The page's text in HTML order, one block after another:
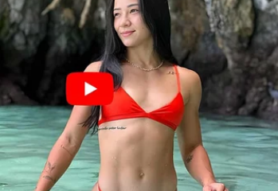
Umkreissuche Tourismus Weißenburg in Bayern
Museen in und um Weißenburg in Bayern
Kinderausflugsziele für Weißenburg in Bayern
Kindergeburtstag feiern
Schlösser und Burgen in und um Weißenburg in
Tagesausflugsziele für Weißenburg in Bayern
Bademöglichkeiten
Wandern
Ausflug mit der Bahn
Kinoprogramm